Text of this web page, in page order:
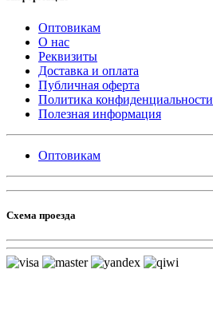
Оптовикам
О нас
Реквизиты
Доставка и оплата
Публичная оферта
Политика конфиденциальности
Полезная информация
Оптовикам
Схема проезда